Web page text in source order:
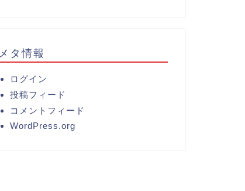
メタ情報
ログイン
投稿フィード
コメントフィード
WordPress.org